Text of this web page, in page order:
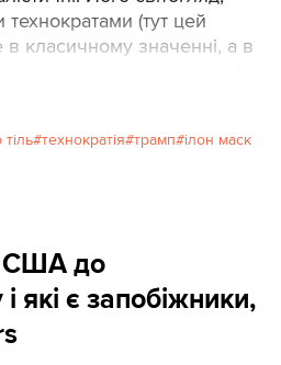
(тут цей
в класичному значенні, а в
компаніями. — Ред.),
переклад матеріалу
тіль технократія трамп ілон маск
США до
які є запобіжники,